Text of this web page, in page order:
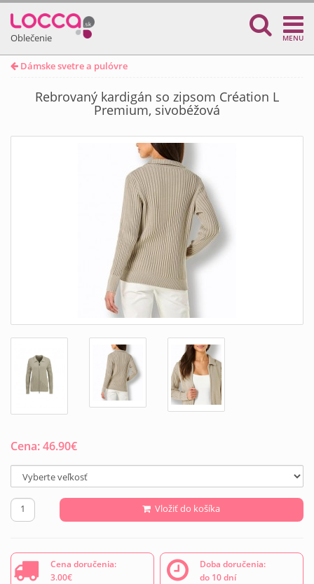
Oblečenie MENU
Dámske svetre a pulóvre
Rebrovaný kardigán so zipsom Création L
Premium, sivobéžová
Cena:46.90€
Vložiť do košíka
Cena doručenia:
3.00€
Doba doručenia:
do 10 dní